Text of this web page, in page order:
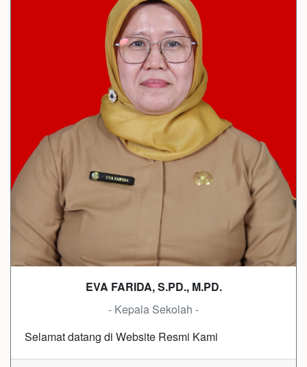
EVA FARIDA, S.PD., M.PD.
- Kepala Sekolah -
Selamat datang di Website Resmi Kami